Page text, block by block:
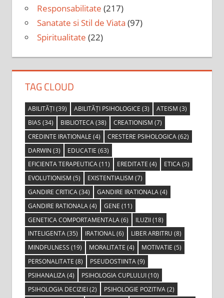
Responsabilitate (217)
Sanatate si Stil de Viata (97)
Spiritualitate (22)
TAG CLOUD
ABILITĂȚI(39) ABILITĂȚI PSIHOLOGICE (3) ATEISM (3)
BIAS (34) BIBLIOTECA(38) CREATIONISM (7)
CREDINTE IRATIONALE (4) CRESTERE PSIHOLOGICA(62)
DARWIN (3) EDUCATIE (63)
EFICIENTA TERAPEUTICA(11) EREDITATE (4) ETICA(5)
EVOLUTIONISM (5) EXISTENTIALISM (7)
GANDIRE CRITICA(34) GANDIRE IRATIONALA(4)
GANDIRE RATIONALA(4) GENE (11)
GENETICA COMPORTAMENTALA(6) ILUZII(18)
INTELIGENTA(35) IRATIONAL(6) LIBER ARBITRU (8)
MINDFULNESS (19) MORALITATE (4) MOTIVATIE (5)
PERSONALITATE (8) PSEUDOSTIINTA(9)
PSIHANALIZA(4) PSIHOLOGIA CUPLULUI(10)
PSIHOLOGIA DECIZIEI(2) PSIHOLOGIE POZITIVA(2)